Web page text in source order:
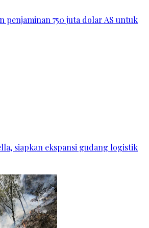
penjaminan 750 juta dolar AS untuk
siapkan ekspansi gudang logistik